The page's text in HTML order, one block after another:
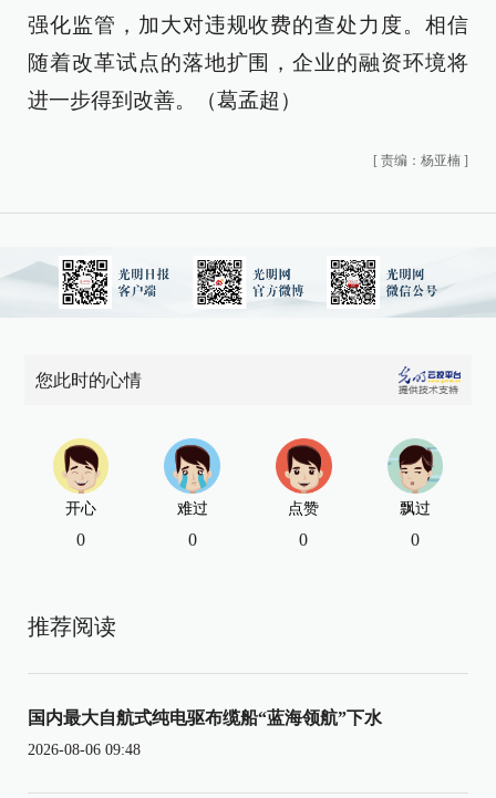
强化监管，加大对违规收费的查处力度。相信
随着改革试点的落地扩围，企业的融资环境将
进一步得到改善。（葛孟超）
[ 责编：杨亚楠 ]
您此时的心情
开心
0
难过
0
点赞
0
飘过
0
推荐阅读
国内最大自航式纯电驱布缆船“蓝海领航”下水
2026-08-06 09:48